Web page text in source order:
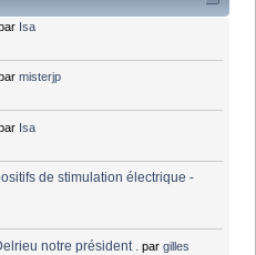
Isa
misterjp
Isa
de stimulation électrique -
notre président . pargilles